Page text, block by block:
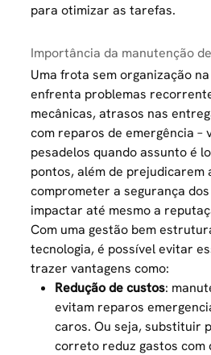
para otimizar as tarefas.
Importância da manutenção
Uma frota sem organização
enfrenta problemas
mecânicas, atrasos nas
com reparos de emergência –
pesadelos quando assunto é
pontos, além de prejudicarem
comprometer a segurança
impactar até mesmo a
Com uma gestão bem
tecnologia, é possível evitar
trazer vantagens como:
Redução de custos:
evitam reparos
caros. Ou seja, substituir
correto reduz gastos com